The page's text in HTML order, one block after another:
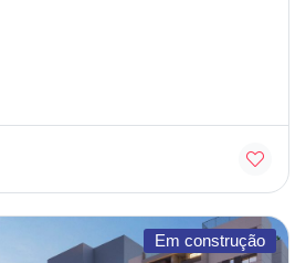
Em construção